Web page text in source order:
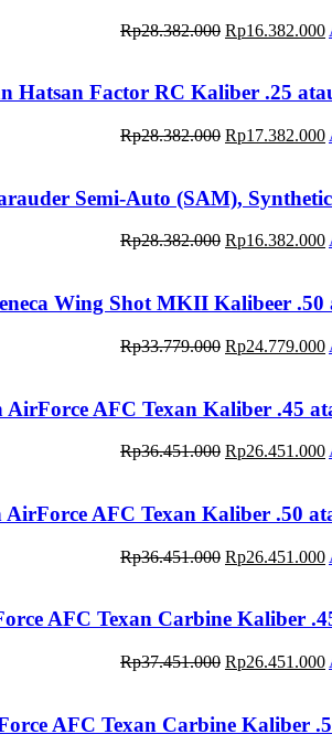
Rp28.382.000 Original
Rp28.382.000.
Rp16.382.000
Hatsan Factor RC Kaliber .25
Rp28.382.000 Original
Rp28.382.000.
Rp17.382.000
Semi-Auto (SAM),
Rp28.382.000 Original
Rp28.382.000.
Rp16.382.000
Wing Shot MKII Kalibeer
Rp33.779.000 Original
Rp33.779.000.
Rp24.779.000
AirForce AFC Texan Kaliber .45
Rp36.451.000 Original
Rp36.451.000.
Rp26.451.000
AirForce AFC Texan Kaliber .50
Rp36.451.000 Original
Rp36.451.000.
Rp26.451.000
AFC Texan Carbine Kaliber
Rp37.451.000 Original
Rp37.451.000.
Rp26.451.000
AFC Texan Carbine Kaliber